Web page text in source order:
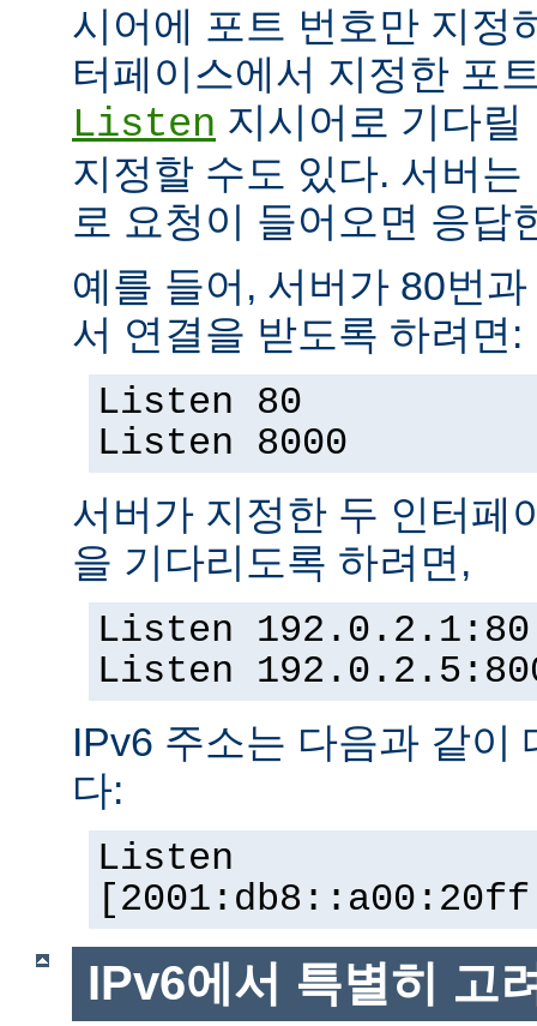
시어에 포트 번호만 지정
터페이스에서 지정한 포
Listen 지시어로 기다
지정할 수도 있다. 서버
로 요청이 들어오면 응답
예를 들어, 서버가 80번
서 연결을 받도록 하려면:
Listen 80
Listen 8000
서버가 지정한 두 인터페
을 기다리도록 하려면,
Listen 192.0.2.1:80
Listen
IPv6 주소는 다음과 같이
다:
Listen
IPv6에서 특별히 고